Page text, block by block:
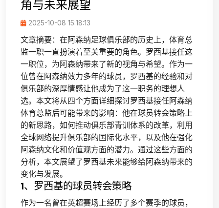
角与未来展望
2025-10-08 15:18:13
文章摘要：在阿森纳足球俱乐部的历史上，体育总
监一职一直扮演着至关重要的角色。罗西基接任这
一职位，为阿森纳带来了新的视角与希望。作为一
位曾在阿森纳效力多年的球员，罗西基的经验和对
俱乐部的深厚情感让他成为了这一职务的理想人
选。本文将从四个方面详细探讨罗西基接任阿森纳
体育总监后可能带来的影响：他在球员转会策略上
的新思路，如何推动俱乐部青训体系的改革，利用
全球网络提升俱乐部的国际化水平，以及他在强化
阿森纳文化和价值观方面的潜力。通过这些方面的
分析，本文展望了罗西基未来能够给阿森纳带来的
变化与发展。
1、罗西基的球员转会策略
作为一名曾在英超赛场上经历了多个赛季的球员，